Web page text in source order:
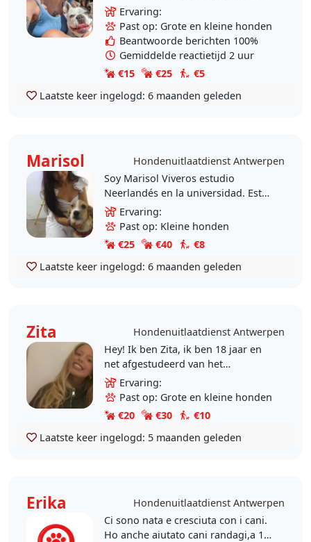
door. Ik heb momenteel niet de
mogelijkheid om een ​​hond te
hebben, maar ik help..
Ervaring:
Past op: Grote en kleine honden
Beantwoorde berichten 100%
Gemiddelde reactietijd 2 uur
€15
€25
€5
Laatste keer ingelogd: 6 maanden geleden
Marisol
Hondenuitlaatdienst Antwerpen
Soy Marisol Viveros estudio
Neerlandés en la universidad. Estoy
en esta app porque amo los perros
tuve siempre 2 perros cuando vivia
en Colombia. Me..
Ervaring:
Past op: Kleine honden
€25
€40
€8
Laatste keer ingelogd: 6 maanden geleden
Zita
Hondenuitlaatdienst Antwerpen
Hey! Ik ben Zita, ik ben 18 jaar en
net afgestudeerd van het
middelbaar. Momenteel doe ik een
tussenjaar en ik heb net 6 maanden
in Frankrijk gezeten..
Ervaring:
Past op: Grote en kleine honden
€20
€30
€10
Laatste keer ingelogd: 5 maanden geleden
Erika
Hondenuitlaatdienst Antwerpen
Ci sono nata e cresciuta con i cani.
Ho anche aiutato cani randagi,a 16